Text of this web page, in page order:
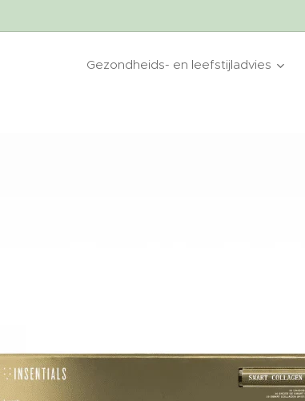
Gezondheids- en leefstijladvies